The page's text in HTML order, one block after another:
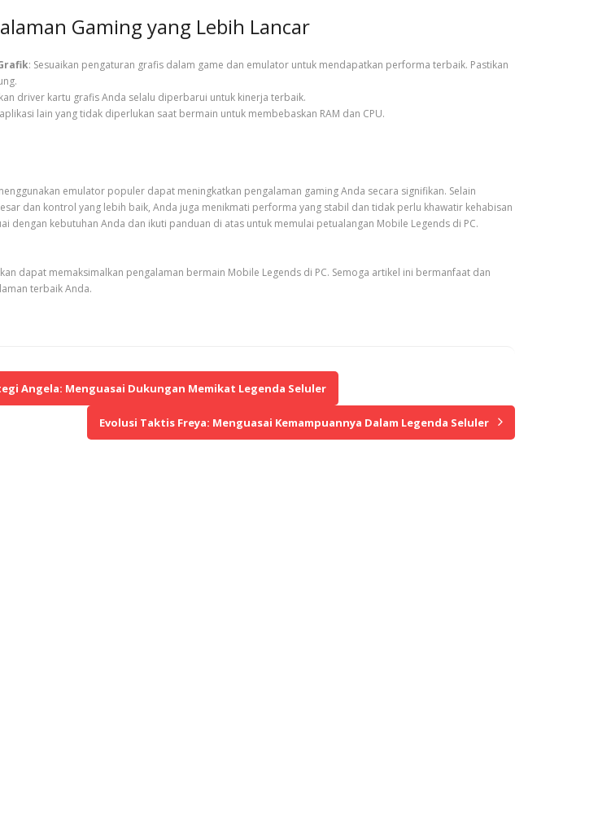
Gaming yang Lebih Lancar
: Sesuaikan pengaturan grafis dalam game dan emulator untuk mendapatkan performa terbaik. Pastikan
driver kartu grafis Anda selalu diperbarui untuk kinerja terbaik.
lain yang tidak diperlukan saat bermain untuk membebaskan RAM dan CPU.
emulator populer dapat meningkatkan pengalaman gaming Anda secara signifikan. Selain
dan kontrol yang lebih baik, Anda juga menikmati performa yang stabil dan tidak perlu khawatir kehabisan
dengan kebutuhan Anda dan ikuti panduan di atas untuk memulai petualangan Mobile Legends di PC.
dapat memaksimalkan pengalaman bermain Mobile Legends di PC. Semoga artikel ini bermanfaat dan
terbaik Anda.
Angela: Menguasai Dukungan Memikat Legenda Seluler
Evolusi Taktis Freya: Menguasai Kemampuannya Dalam Legenda Seluler